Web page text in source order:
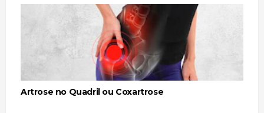
Artrose no Quadril ou Coxartrose